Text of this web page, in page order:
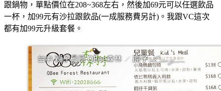
跟鍋物，單點價位在208~368左右，然後加69元可以任選飲品
一杯，加99元有沙拉跟飲品(一成服務費另計)。我跟VC這次
都有加99元升級套餐。